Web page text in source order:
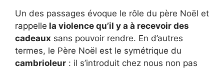
Un des passages évoque le rôle du père Noël et
rappelle la violence qu’il y a à recevoir des
cadeaux sans pouvoir rendre. En d’autres
termes, le Père Noël est le symétrique du
cambrioleur : il s’introduit chez nous non pas